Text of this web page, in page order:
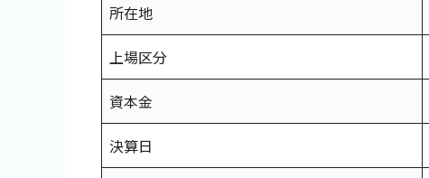
所在地
上場区分
資本金
決算日